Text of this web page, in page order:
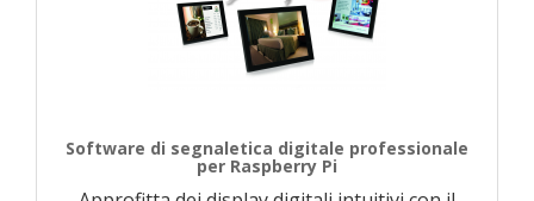
Software di segnaletica digitale professionale
per Raspberry Pi